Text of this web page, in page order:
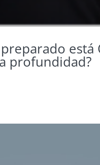
está
profundidad?